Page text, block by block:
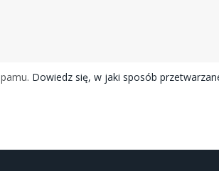
Dowiedz się, w jaki sposób